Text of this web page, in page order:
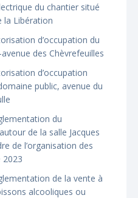
du chantier situé
la Libération
d’occupation du
des Chèvrefeuilles
d’occupation
public, avenue du
du
de la salle Jacques
de l’organisation des
2023
de la vente à
alcooliques ou